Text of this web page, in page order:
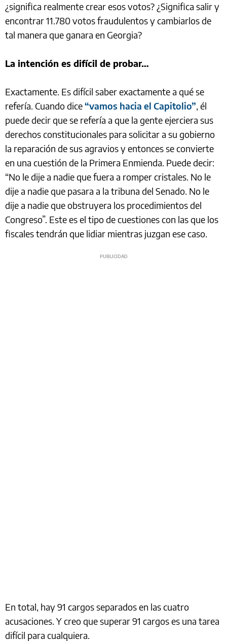
¿significa realmente crear esos votos? ¿Significa salir y
encontrar 11.780 votos fraudulentos y cambiarlos de
tal manera que ganara en Georgia?
La intención es difícil de probar…
Exactamente. Es difícil saber exactamente a qué se
refería. Cuando dice“vamos hacia el Capitolio”, él
puede decir que se refería a que la gente ejerciera sus
derechos constitucionales para solicitar a su gobierno
la reparación de sus agravios y entonces se convierte
en una cuestión de la Primera Enmienda. Puede decir:
“No le dije a nadie que fuera a romper cristales. No le
dije a nadie que pasara a la tribuna del Senado. No le
dije a nadie que obstruyera los procedimientos del
Congreso”. Este es el tipo de cuestiones con las que los
fiscales tendrán que lidiar mientras juzgan ese caso.
En total, hay 91 cargos separados en las cuatro
acusaciones. Y creo que superar 91 cargos es una tarea
difícil para cualquiera.